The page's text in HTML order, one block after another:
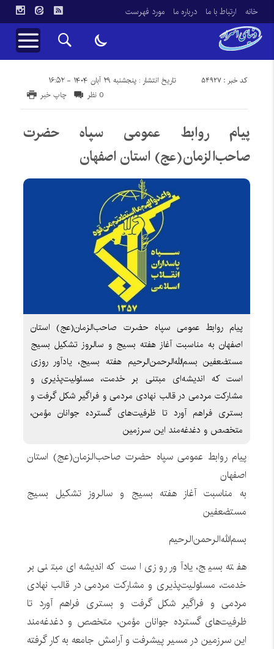
خانه ارتباط با ما درباره ما مورد فهرست
تاریخ انتشار : پنجشنبه ۲۹ آبان ۱۴۰۴ - ۱۶:۵۲ کد خبر : 54927
چاپ خبر 0 نظر
پیام روابط عمومی سپاه حضرت
صاحب‌الزمان‌(عج) استان اصفهان
پیام روابط عمومی سپاه حضرت صاحب‌الزمان‌(عج) استان
اصفهان به مناسبت آغاز هفته بسیج و سالروز تشکیل بسیج
مستضعفین بسم‌الله‌الرحمن‌الرحیم هفته بسیج، یادآور روزی
است که اندیشه‌ای مبتنی بر خدمت، مسئولیت‌پذیری و
مشارکت مردمی در قالب نهادی مردمی و فراگیر شکل گرفت و
بستری فراهم آورد تا ظرفیت‌های گسترده جوانان مؤمن،
متخصص و دغدغه‌مند این سرزمین
پیام روابط عمومی سپاه حضرت صاحب‌الزمان‌(عج) استان
اصفهان
به مناسبت آغاز هفته بسیج و سالروز تشکیل بسیج
مستضعفین
بسم‌الله‌الرحمن‌الرحیم
هفته بسیج، یادآور روزی است که اندیشه‌ای مبتنی بر
خدمت، مسئولیت‌پذیری و مشارکت مردمی در قالب نهادی
مردمی و فراگیر شکل گرفت و بستری فراهم آورد تا
ظرفیت‌های گسترده جوانان مؤمن، متخصص و دغدغه‌مند
این سرزمین در مسیر پیشرفت و آرامش جامعه به کار گرفته